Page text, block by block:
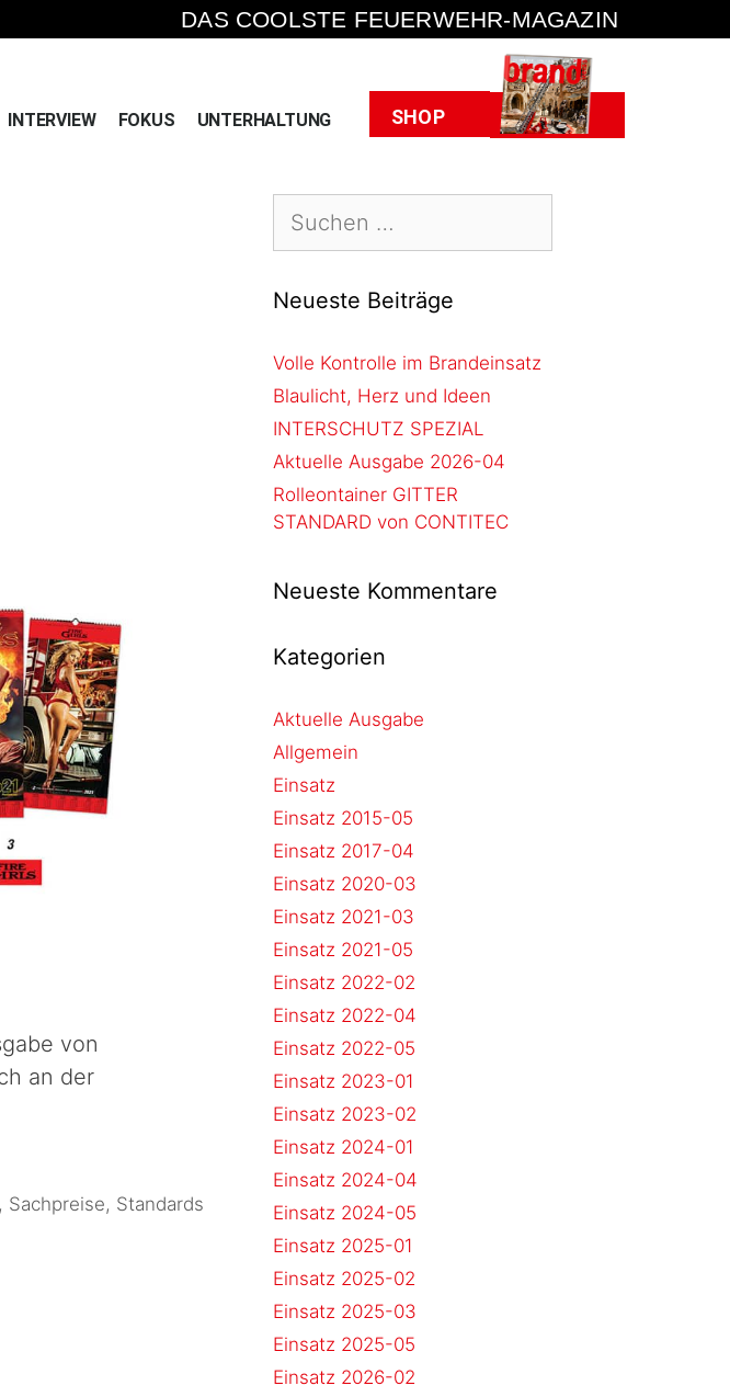
DAS COOLSTE FEUERWEHR-MAGAZIN
INTERVIEW FOKUS UNTERHALTUNG SHOP Heft
von
an der
, Sachpreise, Standards
Neueste Beiträge
Volle Kontrolle im Brandeinsatz
Blaulicht, Herz und Ideen
INTERSCHUTZ SPEZIAL
Aktuelle Ausgabe 2026-04
Rolleontainer GITTER
STANDARD von CONTITEC
Neueste Kommentare
Kategorien
Aktuelle Ausgabe
Allgemein
Einsatz
Einsatz 2015-05
Einsatz 2017-04
Einsatz 2020-03
Einsatz 2021-03
Einsatz 2021-05
Einsatz 2022-02
Einsatz 2022-04
Einsatz 2022-05
Einsatz 2023-01
Einsatz 2023-02
Einsatz 2024-01
Einsatz 2024-04
Einsatz 2024-05
Einsatz 2025-01
Einsatz 2025-02
Einsatz 2025-03
Einsatz 2025-05
Einsatz 2026-02